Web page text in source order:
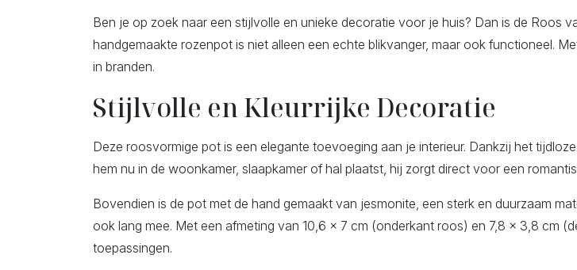
Ben je op zoek naar een stijlvolle en unieke decoratie voor je huis? Dan is de Roos
handgemaakte rozenpot is niet alleen een echte blikvanger, maar ook functioneel.
in branden.
Stijlvolle en Kleurrijke Decoratie
Deze roosvormige pot is een elegante toevoeging aan je interieur. Dankzij het
hem nu in de woonkamer, slaapkamer of hal plaatst, hij zorgt direct voor een
Bovendien is de pot met de hand gemaakt van jesmonite, een sterk en duurzaam
ook lang mee. Met een afmeting van 10,6 x 7 cm (onderkant roos) en 7,8 x 3,8 cm
toepassingen.